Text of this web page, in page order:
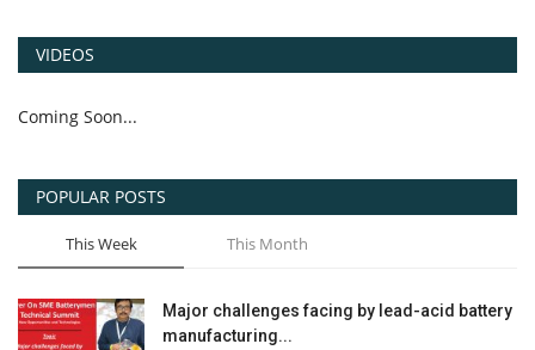
VIDEOS
Coming Soon...
POPULAR POSTS
This Week This Month
Major challenges facing by lead-acid battery
manufacturing...